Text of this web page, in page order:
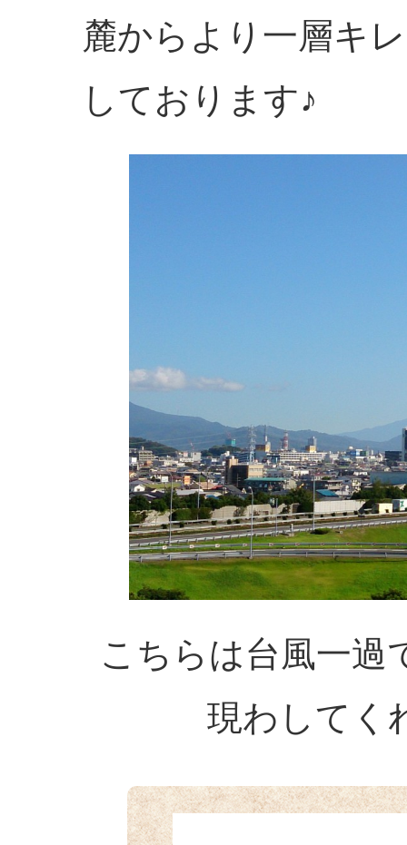
麓からより一層キ
しております♪
こちらは台風一過
現わしてく